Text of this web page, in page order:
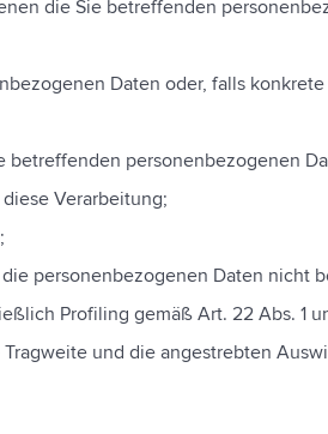
die Sie betreffenden
Daten oder, falls
personenbezogenen
Verarbeitung;
personenbezogenen Daten nicht
Profiling gemäß Art. 22 Abs. 1
und die angestrebten